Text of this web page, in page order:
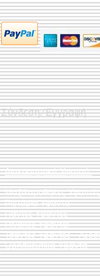
Σύνδεση/Εγγραφή
Διακοσμητικά Υφαντά
Μαξιλαροθήκες Υφαντές
Ριχτάρια Υφαντά
Πάντες Υφαντές
Πίνακες Υφαντοί
Τσάντες Υφαντές -
Θρησκευτικά Υφαντά